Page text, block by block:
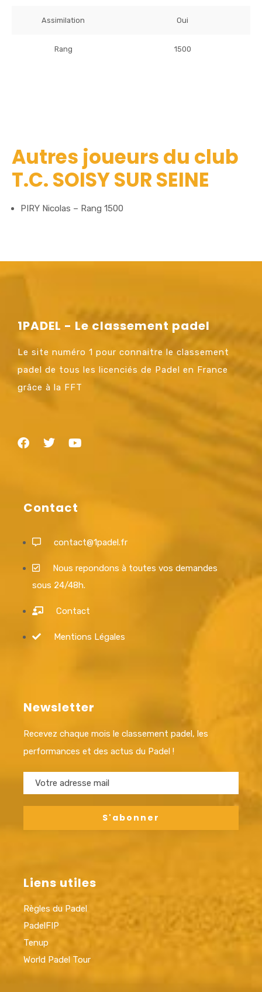
Assimilation Oui
Rang 1500
Autres joueurs du club
T.C. SOISY SUR SEINE
PIRY Nicolas – Rang 1500
1PADEL - Le classement padel
Le site numéro 1 pour connaitre le classement
padel de tous les licenciés de Padel en France
grâce à la FFT
Contact
contact@1padel.fr
Nous repondons à toutes vos demandes
sous 24/48h.
Contact
Mentions Légales
Newsletter
Recevez chaque mois le classement padel, les
performances et des actus du Padel !
Liens utiles
Règles du Padel
PadelFIP
Tenup
World Padel Tour